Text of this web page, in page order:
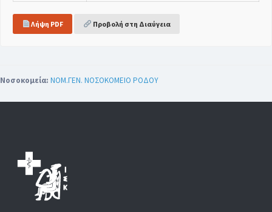
Λήψη PDF Προβολή στη Διαύγεια
Νοσοκομεία: ΝΟΜ.ΓΕΝ. ΝΟΣΟΚΟΜΕΙΟ ΡΟΔΟΥ